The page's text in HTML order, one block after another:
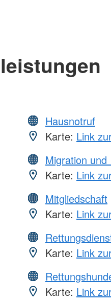
Hausnotruf
Karte: Link
Migration und
Karte: Link
Mitgliedschaft
Karte: Link
Karte: Link
Karte: Link